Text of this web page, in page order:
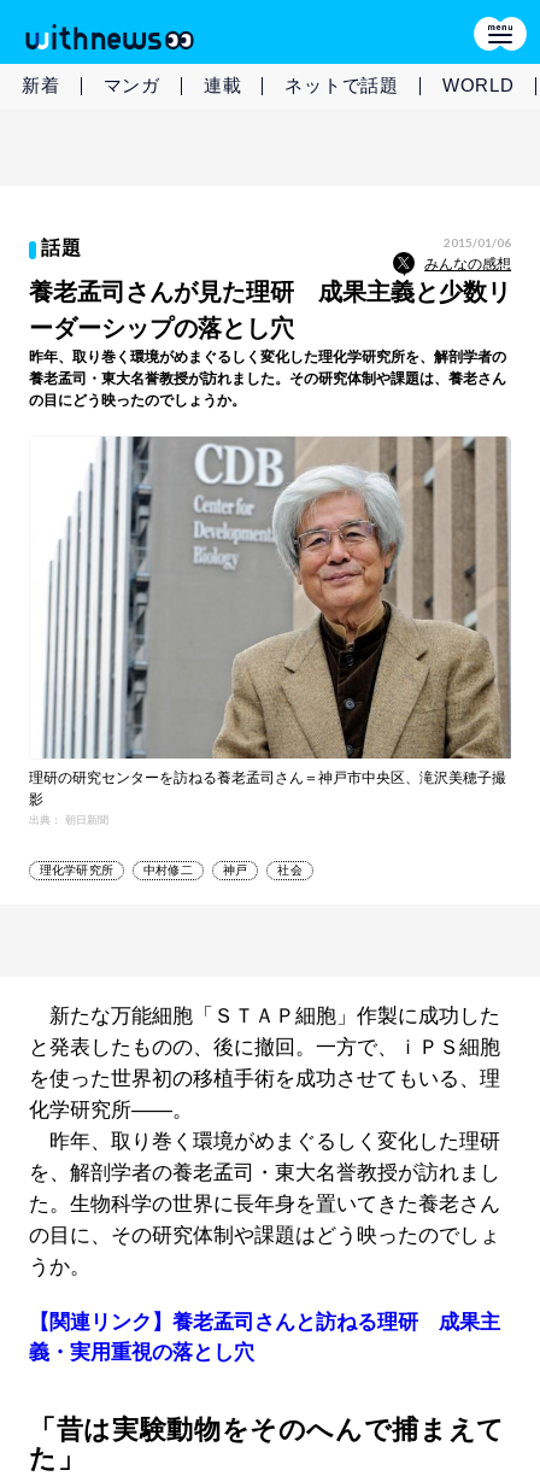
新着 マンガ 連載 ネットで話題 WORLD
話題 2015/01/06
みんなの感想
養老孟司さんが見た理研 成果主義と少数リ
ーダーシップの落とし穴
昨年、取り巻く環境がめまぐるしく変化した理化学研究所を、解剖学者の
養老孟司・東大名誉教授が訪れました。その研究体制や課題は、養老さん
の目にどう映ったのでしょうか。
理研の研究センターを訪ねる養老孟司さん＝神戸市中央区、滝沢美穂子撮
影
出典： 朝日新聞
理化学研究所 中村修二 神戸 社会
新たな万能細胞「ＳＴＡＰ細胞」作製に成功した
と発表したものの、後に撤回。一方で、ｉＰＳ細胞
を使った世界初の移植手術を成功させてもいる、理
化学研究所――。
昨年、取り巻く環境がめまぐるしく変化した理研
を、解剖学者の養老孟司・東大名誉教授が訪れまし
た。生物科学の世界に長年身を置いてきた養老さん
の目に、その研究体制や課題はどう映ったのでしょ
うか。
【関連リンク】養老孟司さんと訪ねる理研 成果主
義・実用重視の落とし穴
「昔は実験動物をそのへんで捕まえて
た」